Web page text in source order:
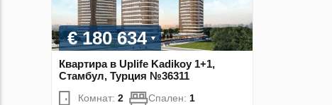
€ 180 634
Квартира в Uplife Kadikoy 1+1,
Стамбул, Турция №36311
Комнат: 2 Спален: 1